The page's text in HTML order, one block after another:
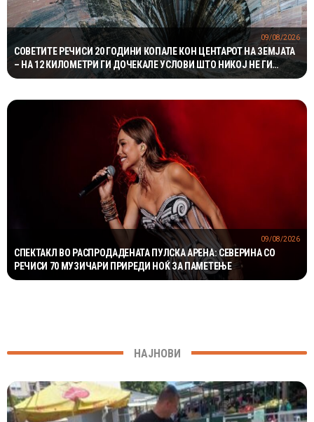
СОВЕТИТЕ РЕЧИСИ 20 ГОДИНИ КОПАЛЕ КОН ЦЕНТАРОТ НА ЗЕМЈАТА
– НА 12 КИЛОМЕТРИ ГИ ДОЧЕКАЛЕ УСЛОВИ ШТО НИКОЈ НЕ ГИ
ОЧЕКУВАЛ
09/08/2026
СПЕКТАКЛ ВО РАСПРОДАДЕНАТА ПУЛСКА АРЕНА: СЕВЕРИНА СО
РЕЧИСИ 70 МУЗИЧАРИ ПРИРЕДИ НОЌ ЗА ПАМЕТЕЊЕ
09/08/2026
НАЈНОВИ